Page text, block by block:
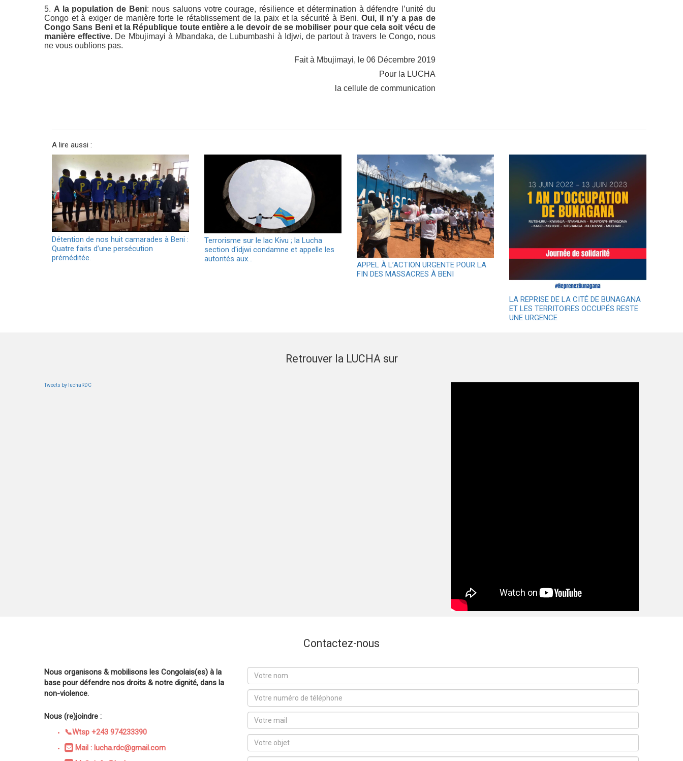
5. A la population de Beni: nous saluons votre courage, résilience et détermination à défendre l’unité du
Congo et à exiger de manière forte le rétablissement de la paix et la sécurité à Beni.Oui, il n’y a pas de
Congo Sans Beni et la République toute entière a le devoir de se mobiliser pour que cela soit vécu de
manière effective. De Mbujimayi à Mbandaka, de Lubumbashi à Idjwi, de partout à travers le Congo, nous
ne vous oublions pas.
Fait à Mbujimayi, le 06 Décembre 2019
Pour la LUCHA
la cellule de communication
A lire aussi :
Détention de nos huit camarades à Beni :
Quatre faits d’une persécution
préméditée.
Terrorisme sur le lac Kivu ; la Lucha
section d'idjwi condamne et appelle les
autorités aux…
APPEL À L’ACTION URGENTE POUR LA
FIN DES MASSACRES À BENI
LA REPRISE DE LA CITÉ DE BUNAGANA
ET LES TERRITOIRES OCCUPÉS RESTE
UNE URGENCE
Retrouver la LUCHA sur
Tweets by luchaRDC
Contactez-nous
Nous organisons & mobilisons les Congolais(es) à la
base pour défendre nos droits & notre dignité, dans la
non-violence.
Nous (re)joindre :
📞Wtsp +243 974233390
Mail : lucha.rdc@gmail.com